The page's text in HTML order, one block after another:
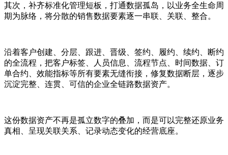
其次，补齐标准化管理短板，打通数据孤岛，以业务全生命周
期为脉络，将分散的销售数据要素逐一串联、关联、整合。
沿着客户创建、分层、跟进、晋级、签约、履约、续约、断约
的全流程，把客户标签、人员信息、流程节点、时间数据、订
单合约、效能指标等所有要素无缝衔接，修复数据断层，逐步
沉淀完整、连贯、可信的企业全链路数据资产。
这份数据资产不再是孤立数字的叠加，而是可以完整还原业务
真相、呈现关联关系、记录动态变化的经营底座。